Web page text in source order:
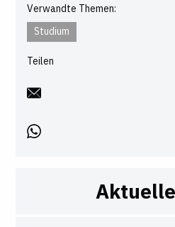
Verwandte Themen:
Studium
Teilen